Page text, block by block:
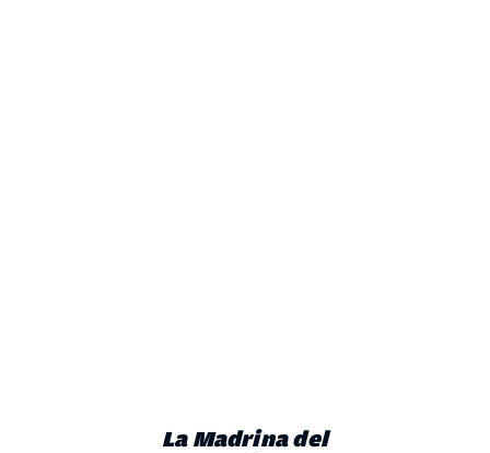
La Madrina del